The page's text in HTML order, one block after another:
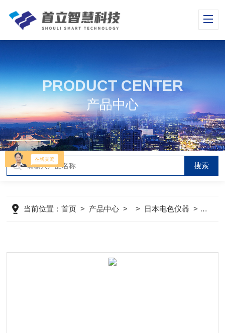
PRODUCT CENTER
产品中心
当前位置：首页 > 产品中心 > > 日本电色仪器 > SE-